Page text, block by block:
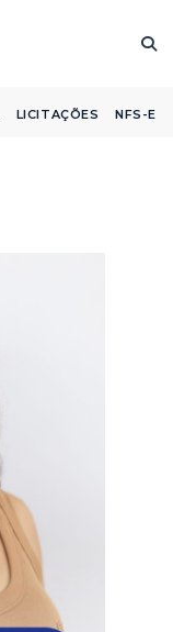
LICITAÇÕES NFS-E